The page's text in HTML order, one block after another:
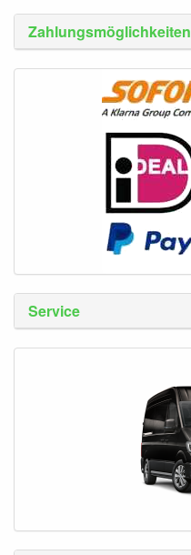
Zahlungsmöglichkeiten
Service